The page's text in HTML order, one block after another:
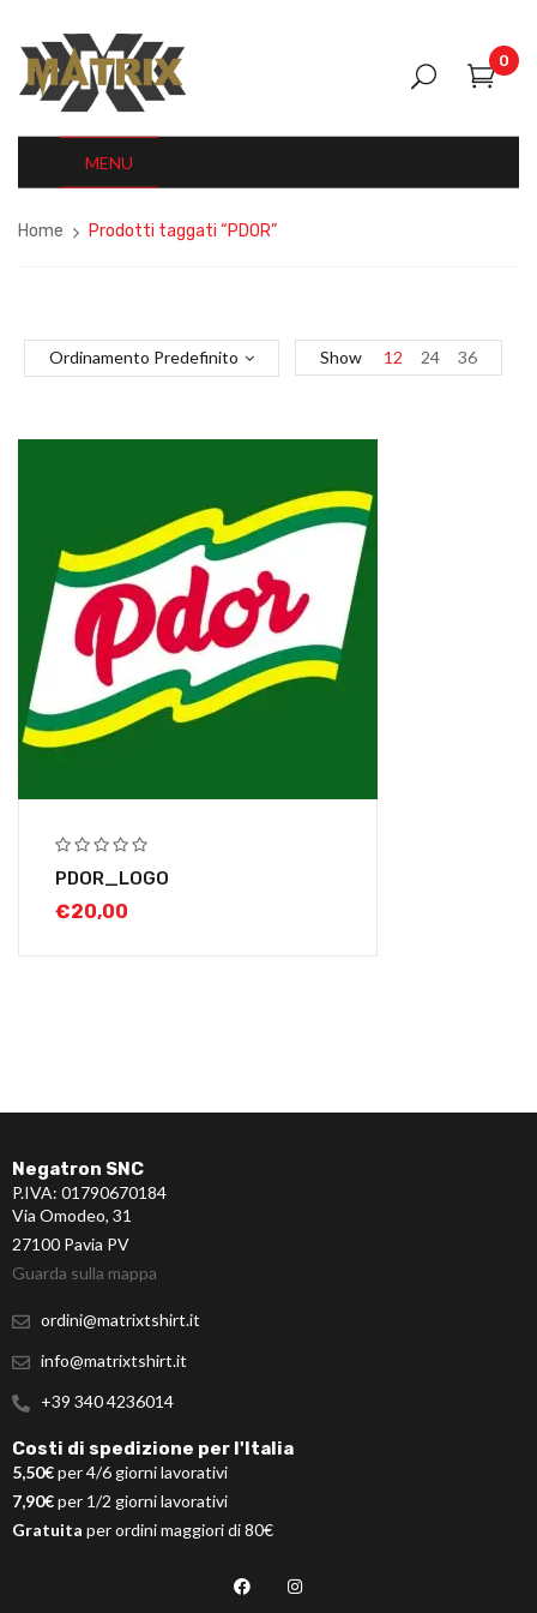
0
MENU
Home Prodotti taggati “PDOR”
Ordinamento Predefinito Show 12 24 36
PDOR_LOGO
€20,00
Negatron SNC
P.IVA: 01790670184
Via Omodeo, 31
27100 Pavia PV
Guarda sulla mappa
ordini@matrixtshirt.it
info@matrixtshirt.it
+39 340 4236014
Costi di spedizione per l'Italia
5,50€per 4/6 giorni lavorativi
7,90€per 1/2 giorni lavorativi
Gratuita per ordini maggiori di 80€